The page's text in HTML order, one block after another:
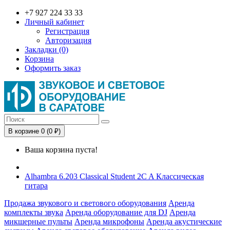
+7 927 224 33 33
Личный кабинет
Регистрация
Авторизация
Закладки (0)
Корзина
Оформить заказ
В корзине 0 (0 ₽)
Ваша корзина пуста!
Alhambra 6.203 Classical Student 2C A Классическая
гитара
Продажа звукового и светового оборудования Аренда
комплекты звука Аренда оборудование для DJ Аренда
микшерные пульты Аренда микрофоны Аренда акустические